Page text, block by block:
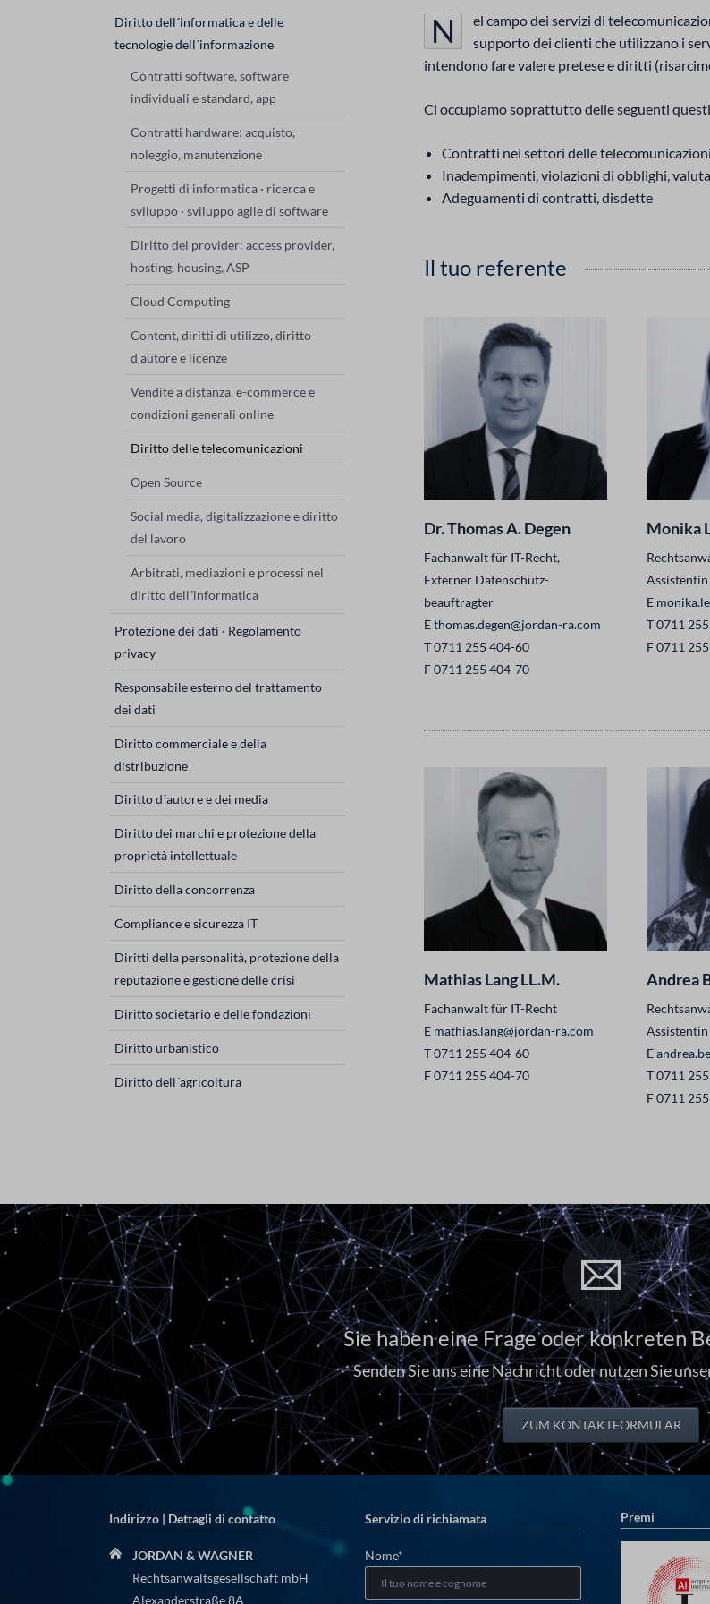
Nel campo dei servizi di telecomunicazione e prodotti digitali, siamo particolarmente attivi a
supporto dei clienti che utilizzano i
intendono fare valere pretese e diritti
Ci occupiamo soprattutto delle seguenti
Contratti nei settori delle
Inadempimenti, violazioni di obblighi,
Adeguamenti di contratti, disdette
Il tuo referente
Dr. Thomas A. Degen
Fachanwalt für IT-Recht,
Externer Datenschutz-
beauftragter
Ethomas.degen@jordan-ra.com
T 0711 255 404-60
F 0711 255 404-70
Monika
Assistentin
E
T 0711
F 0711
Mathias Lang LL.M.
Fachanwalt für IT-Recht
E mathias.lang@jordan-ra.com
T 0711 255 404-60
F 0711 255 404-70
Andrea
Assistentin
E
T 0711
F 0711
navigazione
Diritto dell´informatica e delle
tecnologie dell´informazione
Contratti software, software
individuali e standard, app
Contratti hardware: acquisto,
noleggio, manutenzione
Progetti di informatica · ricerca e
sviluppo · sviluppo agile di software
Diritto dei provider: access provider,
hosting, housing, ASP
Cloud Computing
Content, diritti di utilizzo, diritto
d'autore e licenze
Vendite a distanza, e-commerce e
condizioni generali online
Diritto delle telecomunicazioni
Open Source
Social media, digitalizzazione e diritto
del lavoro
Arbitrati, mediazioni e processi nel
diritto dell´informatica
Protezione dei dati · Regolamento
privacy
Responsabile esterno del trattamento
dei dati
Diritto commerciale e della
distribuzione
Diritto d´autore e dei media
Diritto dei marchi e protezione della
proprietà intellettuale
Diritto della concorrenza
Compliance e sicurezza IT
Diritti della personalità, protezione della
reputazione e gestione delle crisi
Diritto societario e delle fondazioni
Diritto urbanistico
Diritto dell´agricoltura
Sie haben eine Frage oder konkreten
Senden Sie uns eine Nachricht oder nutzen Sie
ZUM KONTAKTFORMULAR
Indirizzo | Dettagli di contatto
JORDAN & WAGNER
Rechtsanwaltsgesellschaft mbH
Alexanderstraße 8A
Servizio di richiamata
Campo
obbligatorio
Nome*
Premi